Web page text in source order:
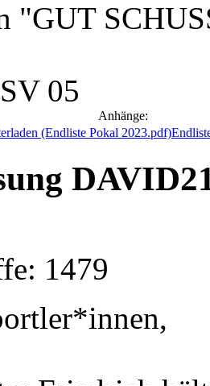
"GUT
Anhänge:
1479